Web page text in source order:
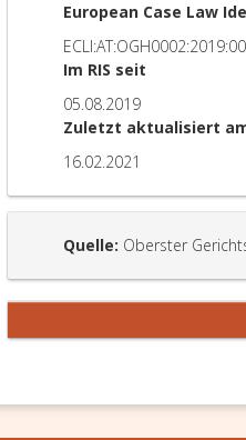
European Case Law
Im RIS seit
05.08.2019
Zuletzt aktualisiert
16.02.2021
Quelle: Oberster